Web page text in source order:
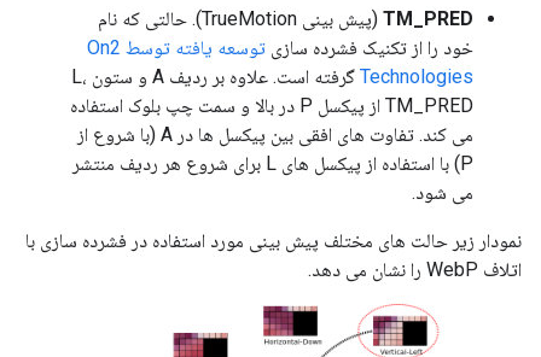
TM_PRED
(پیش بینی TrueMotion). حالتی که نام
خود را از تکنیک فشرده سازی
توسعه یافته توسط On2
Technologies
گرفته است. علاوه بر ردیف A و ستون L،
TM_PRED از پیکسل P در بالا و سمت چپ بلوک استفاده
می کند. تفاوت های افقی بین پیکسل ها در A (با شروع از
P) با استفاده از پیکسل های L برای شروع هر ردیف منتشر
می شود.
نمودار زیر حالت های مختلف پیش بینی مورد استفاده در فشرده سازی با
اتلاف WebP را نشان می دهد.